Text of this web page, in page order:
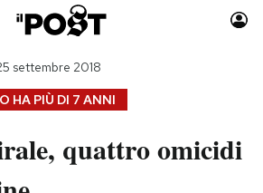
Auto
Moda
HA PIÙ DI 7 ANNI
settembre 2018
quattro omicidi